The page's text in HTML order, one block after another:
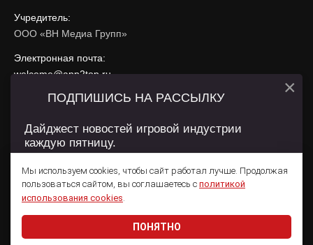
Учредитель:
ООО «ВН Медиа Групп»
Электронная почта:
welcome@app2top.ru
При использовании материалов активная ссылка на
Сайт использует IP адреса, cookie, данные геолокации
использования содержатся вПолитике конфиденциальностии
Пользовательском соглашении .
© 2011 — 2026 App2Top 16+
Мы используем cookies, чтобы сайт работал лучше. Продолжая
пользоваться сайтом, вы соглашаетесь с политикой
использования cookies.
ПОНЯТНО
ПОДПИШИСЬ НА РАССЫЛКУ
Дайджест новостей игровой индустрии
каждую пятницу.
Даю согласие на обработкуперсональных данных
×